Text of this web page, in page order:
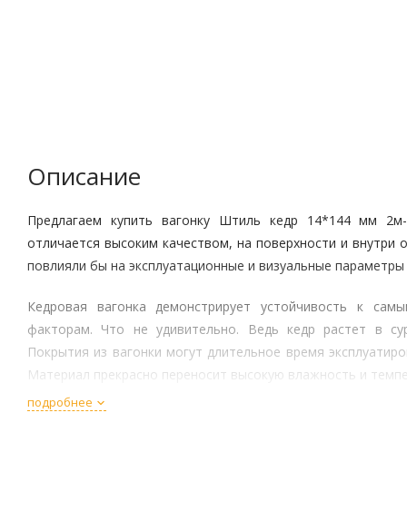
Описание
Предлагаем купить вагонку Штиль кедр 14*144 мм
отличается высоким качеством, на поверхности и внутри
повлияли бы на эксплуатационные и визуальные параметры
Кедровая вагонка демонстрирует устойчивость к
факторам. Что не удивительно. Ведь кедр растет в
Покрытия из вагонки могут длительное время
Материал прекрасно переносит высокую влажность и
Вагонка из кедра отличается природной визуальной
подробнее